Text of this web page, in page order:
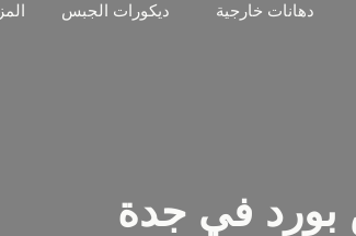
دهانات خارجية ديكورات الجبس
في جدة